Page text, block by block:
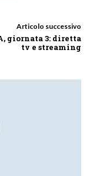
Articolo successivo
giornata 3: diretta
tv e streaming